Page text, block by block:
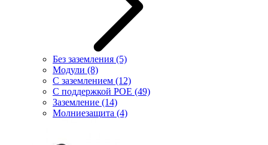
Без заземления (5)
Модули (8)
С заземлением (12)
С поддержкой POE (49)
Заземление (14)
Молниезащита (4)